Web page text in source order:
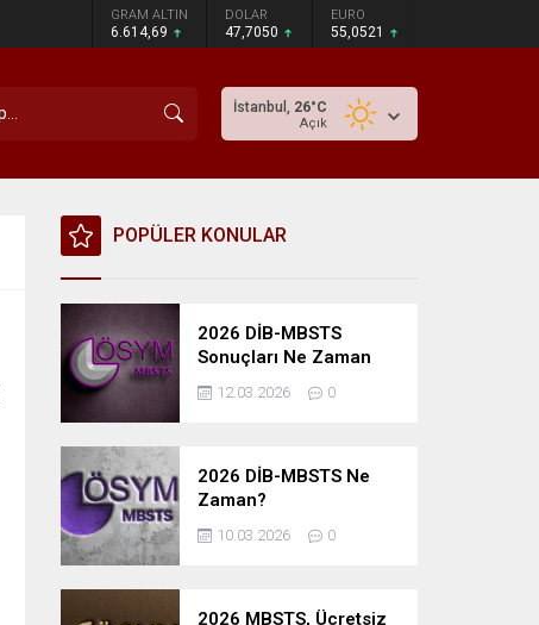
GRAM ALTIN
6.614,69
DOLAR
47,7050
EURO
55,0521
İstanbul, 26°C
Açık
POPÜLER KONULAR
2026 DİB-MBSTS
Sonuçları Ne Zaman
Açıklanacak?
12.03.2026 0
2026 DİB-MBSTS Ne
Zaman?
10.03.2026 0
2026 MBSTS, Ücretsiz